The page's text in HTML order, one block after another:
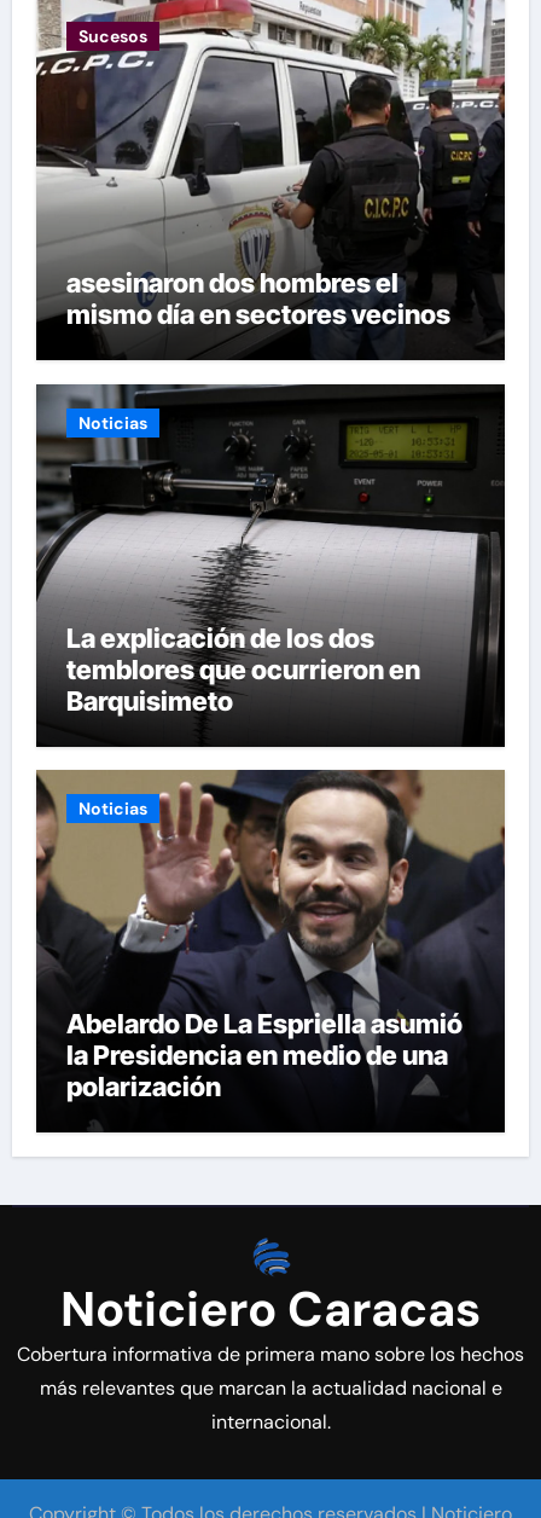
Sucesos
asesinaron dos hombres el
mismo día en sectores vecinos
Noticias
La explicación de los dos
temblores que ocurrieron en
Barquisimeto
Noticias
Abelardo De La Espriella asumió
la Presidencia en medio de una
polarización
Noticiero Caracas
Cobertura informativa de primera mano sobre los hechos
más relevantes que marcan la actualidad nacional e
internacional.